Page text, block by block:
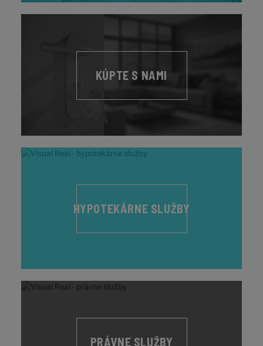
KÚPTE S NAMI
HYPOTEKÁRNE SLUŽBY
PRÁVNE SLUŽBY